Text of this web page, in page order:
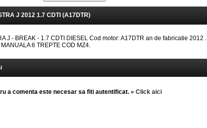
J 2012 1.7 CDTI (A17DTR)
J - BREAK - 1.7 CDTI DIESEL Cod motor: A17DTR an de fabricatie 2012 .
6 TREPTE COD MZ4.
a comenta este necesar sa fiti autentificat. » Click aici